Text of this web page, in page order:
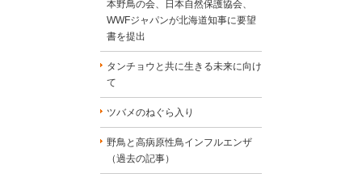
本野鳥の会、日本自然保護協会、
WWFジャパンが北海道知事に要望
書を提出
タンチョウと共に生きる未来に向け
て
ツバメのねぐら入り
野鳥と高病原性鳥インフルエンザ
（過去の記事）